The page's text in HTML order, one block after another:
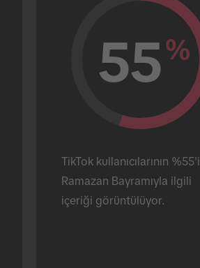
55%
TikTok kullanıcılarının %55'i
Ramazan Bayramıyla ilgili
içeriği görüntülüyor.